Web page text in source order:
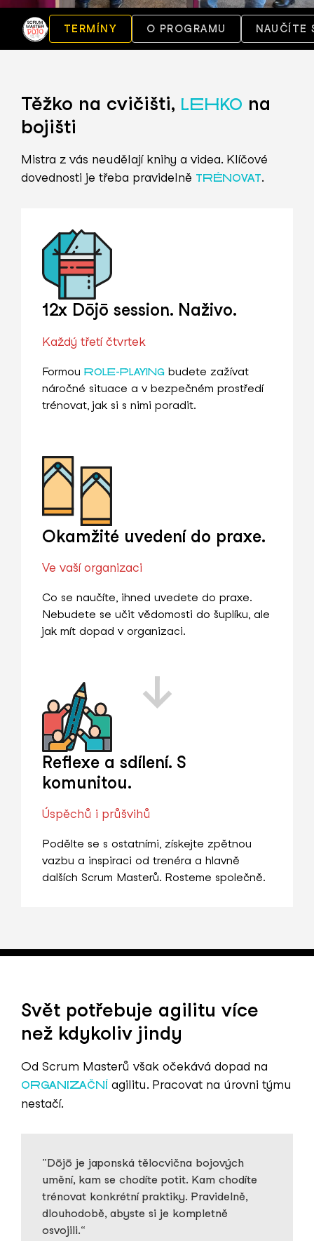
TERMÍNY O PROGRAMU NAUČÍTE
Těžko na cvičišti, LEHKO na
bojišti
Mistra z vás neudělají knihy a videa. Klíčové
dovednosti je třeba pravidelně TRÉNOVAT.
12x Dōjō session. Naživo.
Každý třetí čtvrtek
Formou ROLE-PLAYING budete zažívat
náročné situace a v bezpečném prostředí
trénovat, jak si s nimi poradit.
Okamžité uvedení do praxe.
Ve vaší organizaci
Co se naučíte, ihned uvedete do praxe.
Nebudete se učit vědomosti do šuplíku, ale
jak mít dopad v organizaci.
Reflexe a sdílení. S
komunitou.
Úspěchů i průšvihů
Podělte se s ostatními, získejte zpětnou
vazbu a inspiraci od trenéra a hlavně
dalších Scrum Masterů. Rosteme společně.
Svět potřebuje agilitu více
než kdykoliv jindy
Od Scrum Masterů však očekává dopad na
ORGANIZAČNÍ agilitu. Pracovat na úrovni týmu
nestačí.
Dōjō je japonská tělocvična bojových
umění, kam se chodíte potit. Kam chodíte
trénovat konkrétní praktiky. Pravidelně,
dlouhodobě, abyste si je kompletně
osvojili.